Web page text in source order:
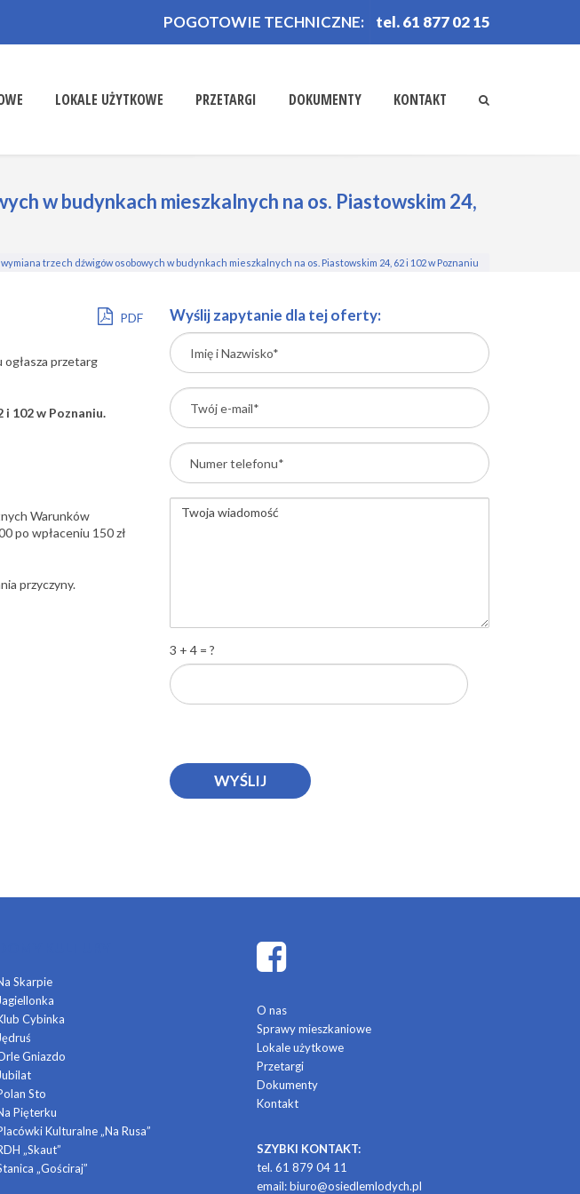
POGOTOWIE TECHNICZNE: tel. 61 877 02 15
LOKALE UŻYTKOWE PRZETARGI DOKUMENTY KONTAKT
w budynkach mieszkalnych na os. Piastowskim 24,
trzech dźwigów osobowych w budynkach mieszkalnych na os. Piastowskim 24, 62 i 102 w Poznaniu
PDF
przetarg
102 w Poznaniu.
Warunków
po wpłaceniu 150 zł
przyczyny.
Wyślij zapytanie dla tej oferty:
3 + 4 = ?
Skarpie
Jagiellonka
Cybinka
Jędruś
Gniazdo
Jubilat
Sto
Pięterku
Kulturalne „Na Rusa”
„Skaut”
„Gościraj”
O nas
Sprawy mieszkaniowe
Lokale użytkowe
Przetargi
Dokumenty
Kontakt
SZYBKI KONTAKT:
tel. 61 879 04 11
email:biuro@osiedlemlodych.pl